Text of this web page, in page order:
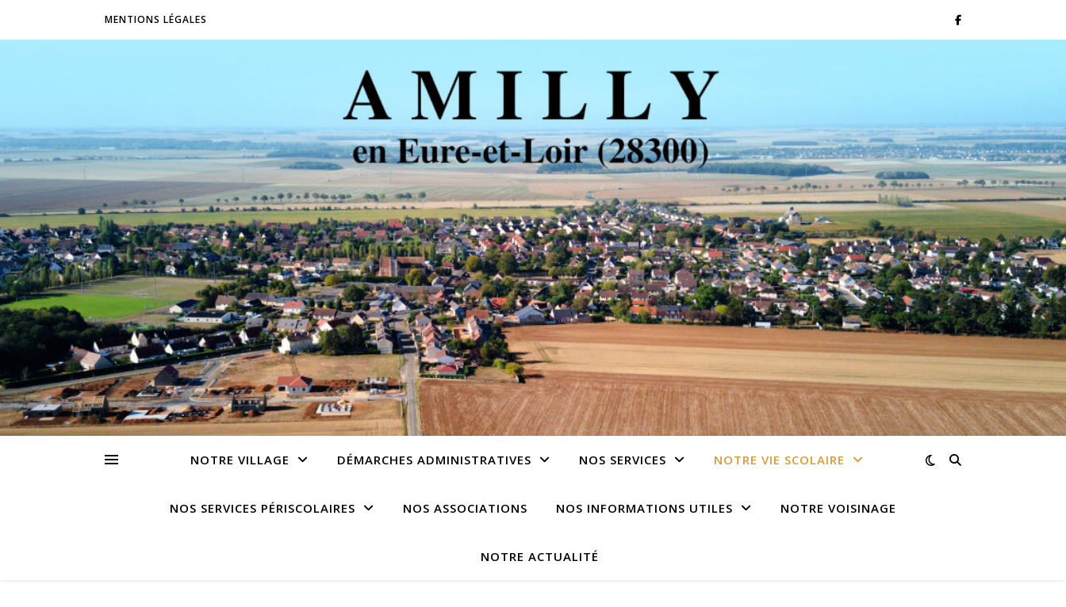
MENTIONS LÉGALES
NOTRE VILLAGE DÉMARCHES ADMINISTRATIVES NOS SERVICES NOTRE VIE SCOLAIRE
NOS SERVICES PÉRISCOLAIRES NOS ASSOCIATIONS NOS INFORMATIONS UTILES NOTRE VOISINAGE
NOTRE ACTUALITÉ